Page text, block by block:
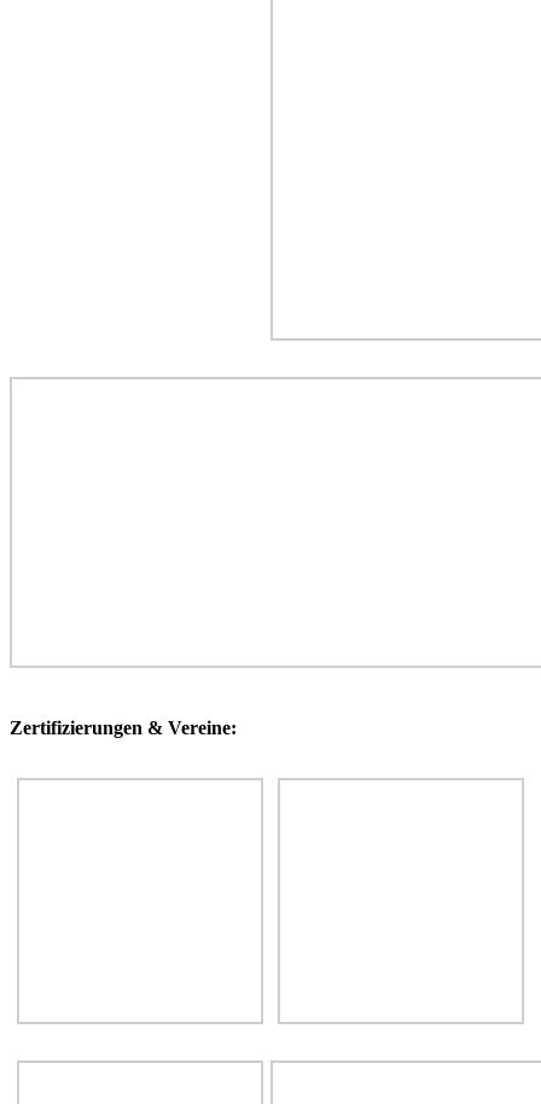
Zertifizierungen & Vereine: